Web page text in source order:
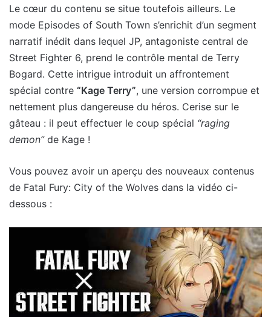
Le cœur du contenu se situe toutefois ailleurs. Le
mode Episodes of South Town s’enrichit d’un segment
narratif inédit dans lequel JP, antagoniste central de
Street Fighter 6, prend le contrôle mental de Terry
Bogard. Cette intrigue introduit un affrontement
spécial contre “Kage Terry”, une version corrompue et
nettement plus dangereuse du héros. Cerise sur le
gâteau : il peut effectuer le coup spécial “raging
demon”de Kage !
Vous pouvez avoir un aperçu des nouveaux contenus
de Fatal Fury: City of the Wolves dans la vidéo ci-
dessous :